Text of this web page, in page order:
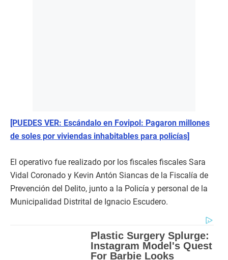
[PUEDES VER: Escándalo en Fovipol: Pagaron millones
de soles por viviendas inhabitables para policías]
El operativo fue realizado por los fiscales fiscales Sara
Vidal Coronado y Kevin Antón Siancas de la Fiscalía de
Prevención del Delito, junto a la Policía y personal de la
Municipalidad Distrital de Ignacio Escudero.